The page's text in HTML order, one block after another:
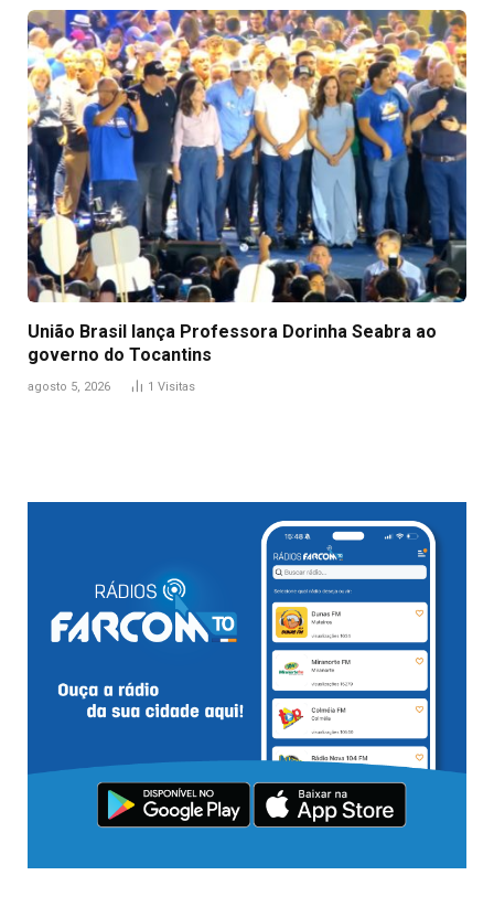
União Brasil lança Professora Dorinha Seabra ao
governo do Tocantins
agosto 5, 2026 1 Visitas